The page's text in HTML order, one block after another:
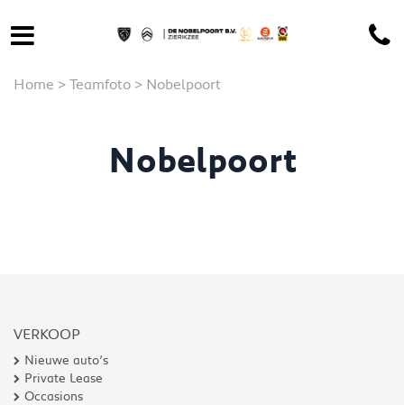
Home > Teamfoto > Nobelpoort
Nobelpoort
VERKOOP
Nieuwe auto’s
Private Lease
Occasions